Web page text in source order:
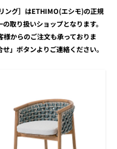
ング］はETHIMO(エシモ)の正規
取り扱いショップとなります。
からのご注文も承っておりま
」ボタンよりご連絡ください。